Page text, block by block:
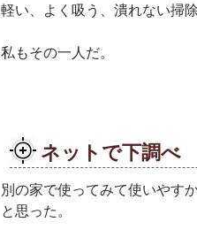
軽い、よく吸う、潰れない掃
私もその一人だ。
ネットで下調べ
別の家で使ってみて使いやす
と思った。